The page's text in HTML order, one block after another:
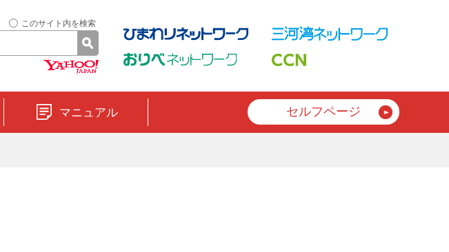
このサイト内を検索
マニュアル セルフページ